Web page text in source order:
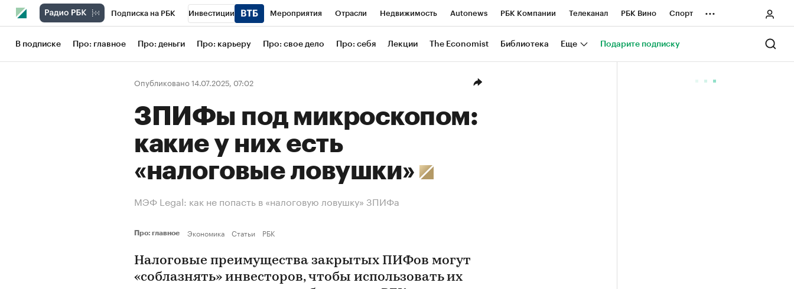
Подписка на РБК Инвестиции Мероприятия Отрасли Недвижимость Autonews РБК Компании Телеканал РБК Вино Спорт
Школа управления РБК РБК Образование РБК Life Тренды Визионеры Национальные проекты Город
Рынок наличной валюты
...
В подписке Про: главное Про: деньги Про: карьеру Про: свое дело Про: себя Лекции The Economist Библиотека Еще Подарите подписку
Опубликовано 14.07.2025, 07:02
ЗПИФы под микроскопом:
какие у них есть
«налоговые ловушки»
МЭФ Legal: как не попасть в «налоговую ловушку» ЗПИФа
Про: главное Экономика Статьи РБК
Налоговые преимущества закрытых ПИФов могут
«соблазнять» инвесторов, чтобы использовать их